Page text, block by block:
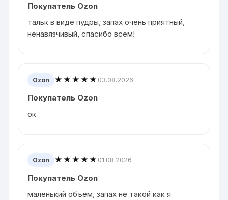
Покупатель Ozon
тальк в виде пудры, запах очень приятный,
ненавязчивый, спасибо всем!
Ozon ★★★★★ 03.08.2026
Покупатель Ozon
ок
Ozon ★★★★★ 01.08.2026
Покупатель Ozon
маленький объем, запах не такой как я